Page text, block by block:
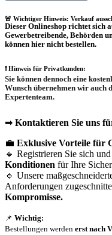
🚨 Wichtiger Hinweis: Verkauf
Dieser Onlineshop richtet sich
Gewerbetreibende, Behörden
können hier nicht bestellen.
❗Hinweis für Privatkunden:
Sie können dennoch eine
Wunsch übernehmen wir auch
Expertenteam.
➡ Kontaktieren Sie uns
💼 Exklusive Vorteile für
🔹 Registrieren Sie sich
Konditionen für Ihre
🔹 Unsere
Anforderungen
Kompromisse.
📌 Wichtig:
Bestellungen werden erst nach